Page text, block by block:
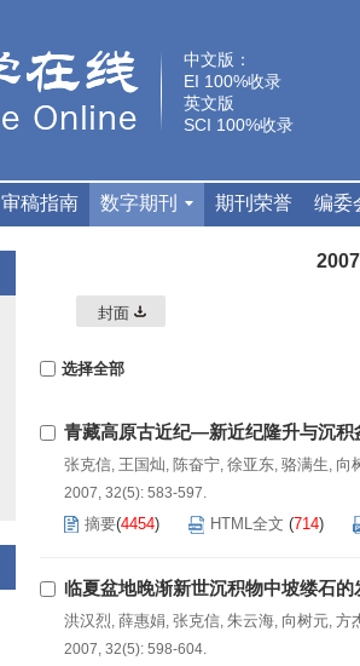
中文版：
EI 100%收录
英文版
SCI 100%收录
审稿指南 数字期刊 期刊荣誉 编委
封面
选择全部
青藏高原古近纪—新近纪隆升与沉积
张克信, 王国灿, 陈奋宁, 徐亚东, 骆满生, 向
2007, 32(5): 583-597.
摘要(4454) HTML全文 (714)
临夏盆地晚渐新世沉积物中坡缕石的
洪汉烈, 薛惠娟, 张克信, 朱云海, 向树元, 方
2007, 32(5): 598-604.